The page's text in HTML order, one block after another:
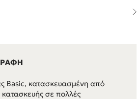
Basic, κατασκευασμένη από
κατασκευής σε πολλές